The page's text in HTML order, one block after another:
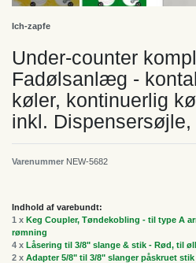
Ich-zapfe
Under-counter
Fadølsanlæg -
køler, kontinuerlig
inkl. Dispensersøjle,
Varenummer NEW-5682
Indhold af varebundt:
1 x Keg Coupler, Tøndekobling - til type A
rømning
4 x Låsering til 3/8" slange & stik - Rød, til
2 x Adapter 5/8" til 3/8" slanger påskruet stik